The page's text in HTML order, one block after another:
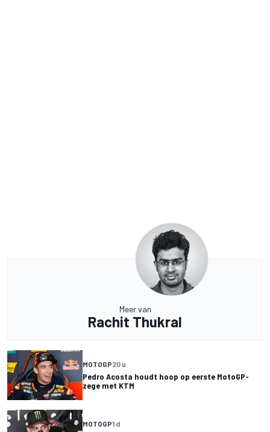
Meer van
Rachit Thukral
MOTOGP20 u
Pedro Acosta houdt hoop op eerste MotoGP-
zege met KTM
MOTOGP1 d